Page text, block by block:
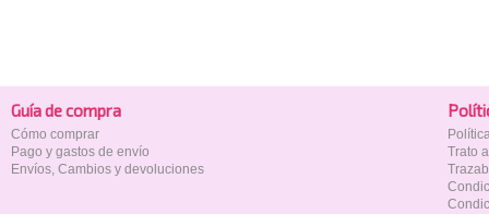
Guía de compra
Cómo comprar
Pago y gastos de envío
Envíos, Cambios y devoluciones
Trato